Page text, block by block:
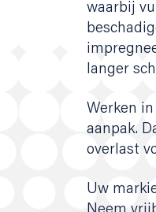
waarbij
langer
Werken
aanpak.
overlast
Uw